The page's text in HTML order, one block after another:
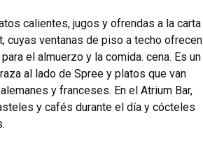
calientes, jugos y ofrendas a la carta
cuyas ventanas de piso a techo ofrecen
el almuerzo y la comida. cena. Es un
al lado de Spree y platos que van
y franceses. En el Atrium Bar,
y cafés durante el día y cócteles